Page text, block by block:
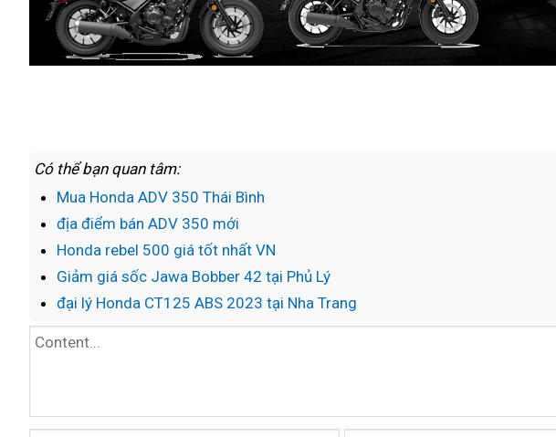
Có thể bạn quan tâm:
Mua Honda ADV 350 Thái Bình
địa điểm bán ADV 350 mới
Honda rebel 500 giá tốt nhất VN
Giảm giá sốc Jawa Bobber 42 tại Phủ Lý
đại lý Honda CT125 ABS 2023 tại Nha Trang